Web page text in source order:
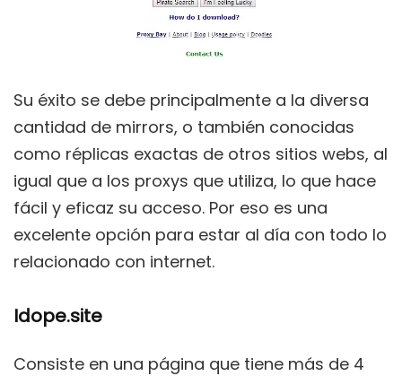
Su éxito se debe principalmente a la diversa
cantidad de mirrors, o también conocidas
como réplicas exactas de otros sitios webs, al
igual que a los proxys que utiliza, lo que hace
fácil y eficaz su acceso. Por eso es una
excelente opción para estar al día con todo lo
relacionado con internet.
Idope.site
Consiste en una página que tiene más de 4